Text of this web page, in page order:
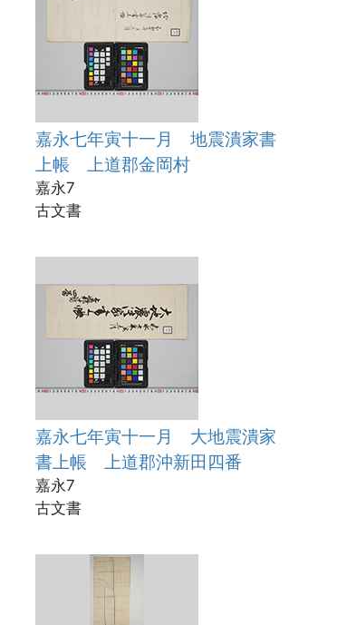
嘉永七年寅十一月 地震潰家書
上帳 上道郡金岡村
嘉永7
古文書
嘉永七年寅十一月 大地震潰家
書上帳 上道郡沖新田四番
嘉永7
古文書